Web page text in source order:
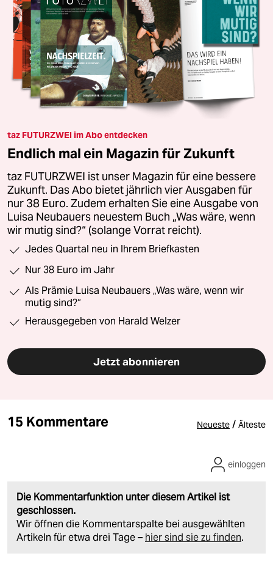
taz FUTURZWEI im Abo entdecken
Endlich mal ein Magazin für Zukunft
taz FUTURZWEI ist unser Magazin für eine bessere
Zukunft. Das Abo bietet jährlich vier Ausgaben für
nur 38 Euro. Zudem erhalten Sie eine Ausgabe von
Luisa Neubauers neuestem Buch „Was wäre, wenn
wir mutig sind?“ (solange Vorrat reicht).
Jedes Quartal neu in Ihrem Briefkasten
Nur 38 Euro im Jahr
Als Prämie Luisa Neubauers „Was wäre, wenn wir
mutig sind?“
Herausgegeben von Harald Welzer
Jetzt abonnieren
15 Kommentare Neueste / Älteste
Die Kommentarfunktion unter diesem Artikel ist
geschlossen.
Wir öffnen die Kommentarspalte bei ausgewählten
Artikeln für etwa drei Tage – hier sind sie zu finden.
einloggen